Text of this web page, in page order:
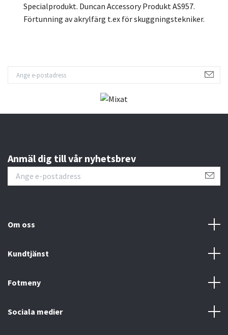
Specialprodukt. Duncan Accessory Produkt AS957.
Förtunning av akrylfärg t.ex för skuggningstekniker.
Anmäl dig till vår nyhetsbrev
Om oss
Kundtjänst
Fotmeny
Sociala medier